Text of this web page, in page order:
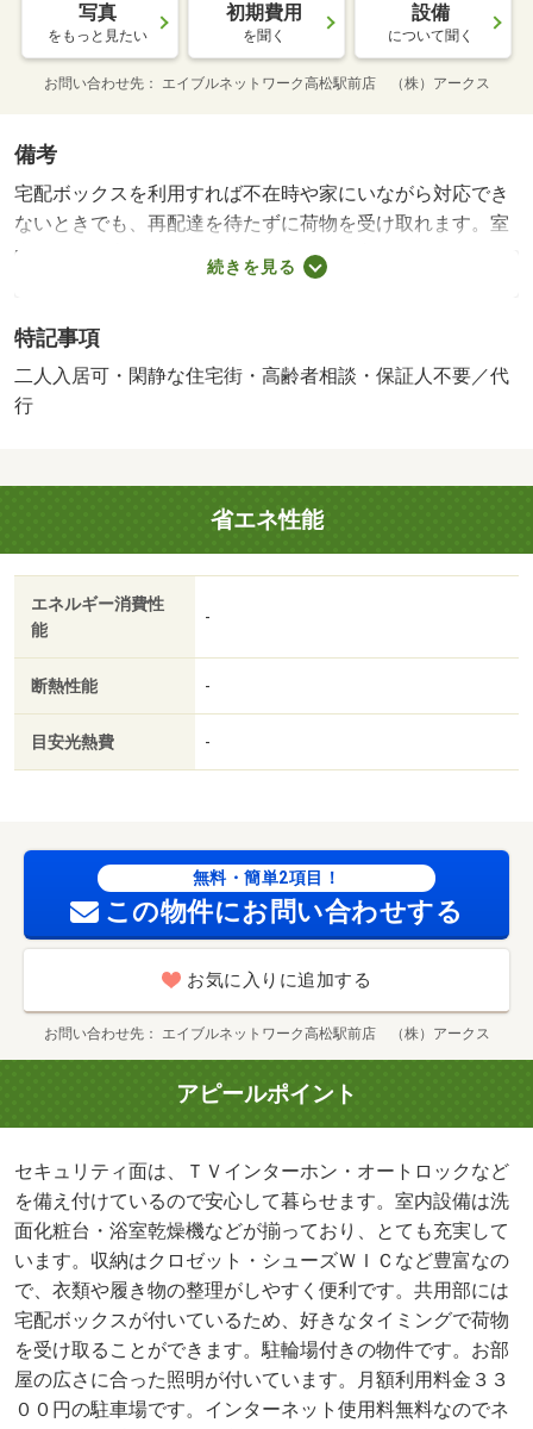
写真
をもっと見たい
初期費用
を聞く
設備
について聞く
お問い合わせ先 エイブルネットワーク高松駅前店 （株）アークス
備考
宅配ボックスを利用すれば不在時や家にいながら対応でき
ないときでも、再配達を待たずに荷物を受け取れます。室
内設備は浴室乾燥機・洗面所独立など豊富に揃っており、
過ごしやすいお部屋になっております。セキュリティ面
るので安心して暮らせます。収納はウォークインクロゼッ
ト・シューズＷＩＣなど豊富なので、広々と空間を利用す
ることも可能です。おかずや汁物など何品も作りたい人に
フローリング物件となっています。バタバタする引っ越し
前後に嬉しい照明つき物件。今引っ越しをお考えの方にお
すすめなのが、こちらのアパートです。兄弟で暮らすかた
にもオススメの物件で、快適な１ＬＤＫです。システムキ
ッチンがあり、お料理と後片付けが手早くできます。・賃
貸保証等：加入要（イントラスト 初回保証料３５０００
代：あり１６，５００円～・収納はウォークインクロゼッ
ト・シューズＷＩＣなど豊富なので、広々と空間を利用す
ることも可能です。室内設備は洗面所独立・浴室乾燥機な
続きを見る
特記事項
二人入居可・閑静な住宅街・高齢者相談・保証人不要／代
行
省エネ性能
エネルギー消費性
能
-
断熱性能 -
目安光熱費 -
無料・簡単2項目！
この物件にお問い合わせする
お気に入りに追加する
お問い合わせ先 エイブルネットワーク高松駅前店 （株）アークス
アピールポイント
セキュリティ面は、ＴＶインターホン・オートロックなど
を備え付けているので安心して暮らせます。室内設備は洗
面化粧台・浴室乾燥機などが揃っており、とても充実して
います。収納はクロゼット・シューズＷＩＣなど豊富なの
で、衣類や履き物の整理がしやすく便利です。共用部には
宅配ボックスが付いているため、好きなタイミングで荷物
を受け取ることができます。駐輪場付きの物件です。お部
屋の広さに合った照明が付いています。月額利用料金３３
００円の駐車場です。インターネット使用料無料なのでネ